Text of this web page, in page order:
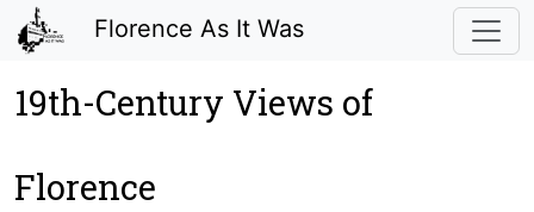
Florence As It Was
19th-Century Views of
Florence